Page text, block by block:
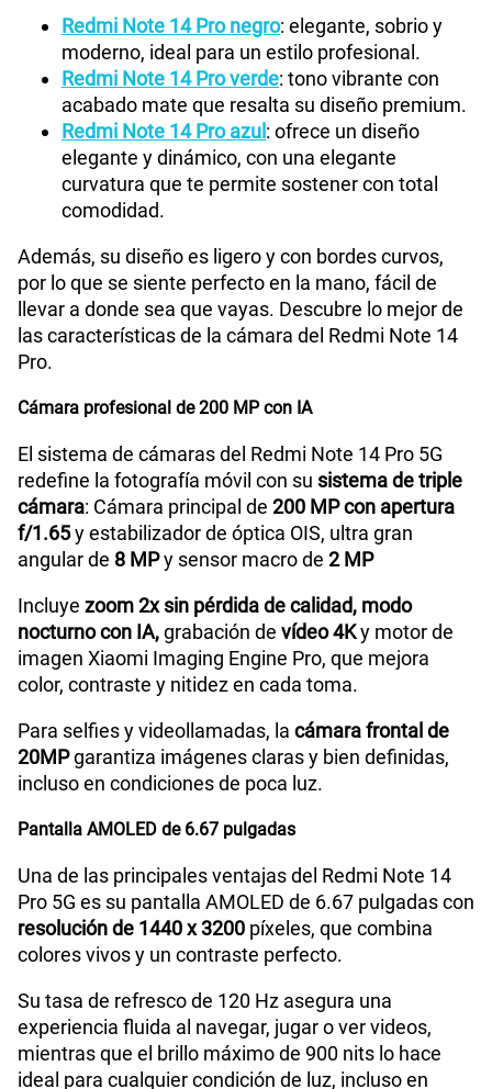
Tipo de Batería 5110mAh
Capacidad Memoria Externa
Capacidad Memoria Interna
Capacidad Memoria RAM 8GB
Reconocimiento Facial Si
Lector de Huella
Carga rápida SI (120W)
VoLTE Sí
Compatibilidad con eSIM Sí
Redmi Note 14 Pro negro: elegante, sobrio y
moderno, ideal para un estilo profesional.
Redmi Note 14 Pro verde: tono vibrante con
acabado mate que resalta su diseño premium.
Redmi Note 14 Pro azul: ofrece un diseño
elegante y dinámico, con una elegante
curvatura que te permite sostener con total
comodidad.
Además, su diseño es ligero y con bordes curvos,
por lo que se siente perfecto en la mano, fácil de
llevar a donde sea que vayas. Descubre lo mejor de
las características de la cámara del Redmi Note 14
Pro.
Cámara profesional de 200 MP con IA
El sistema de cámaras del Redmi Note 14 Pro 5G
redefine la fotografía móvil con su sistema de triple
cámara: Cámara principal de 200 MP con apertura
f/1.65y estabilizador de óptica OIS, ultra gran
angular de 8 MPy sensor macro de 2 MP
Incluye zoom 2x sin pérdida de calidad, modo
nocturno con IA,grabación de vídeo 4Ky motor de
imagen Xiaomi Imaging Engine Pro, que mejora
color, contraste y nitidez en cada toma.
Para selfies y videollamadas, la cámara frontal de
20MPgarantiza imágenes claras y bien definidas,
incluso en condiciones de poca luz.
Pantalla AMOLED de 6.67 pulgadas
Una de las principales ventajas del Redmi Note 14
Pro 5G es su pantalla AMOLED de 6.67 pulgadas con
resolución de 1440 x 3200 píxeles, que combina
colores vivos y un contraste perfecto.
Su tasa de refresco de 120 Hz asegura una
experiencia fluida al navegar, jugar o ver videos,
mientras que el brillo máximo de 900 nits lo hace
ideal para cualquier condición de luz, incluso en